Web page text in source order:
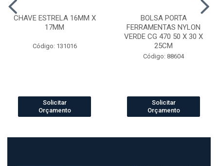
CHAVE ESTRELA 16MM X
17MM
Código: 131016
Solicitar
Orçamento
BOLSA PORTA
FERRAMENTAS NYLON
VERDE CG 470 50 X 30 X
25CM
Código: 88604
Solicitar
Orçamento